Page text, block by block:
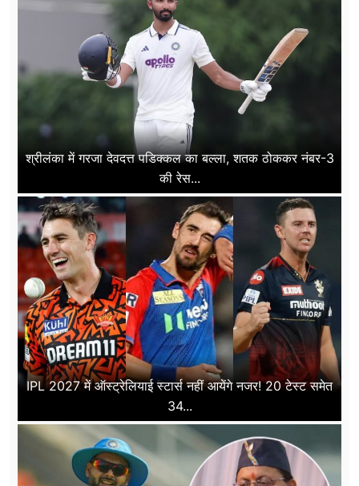
श्रीलंका में गरजा देवदत्त पडिक्कल का बल्ला, शतक ठोककर नंबर-3
की रेस...
IPL 2027 में ऑस्ट्रेलियाई स्टार्स नहीं आयेंगे नजर! 20 टेस्ट समेत
34...